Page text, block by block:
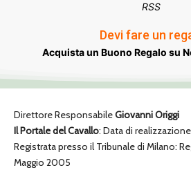
RSS
Devi fare un
Acquista un Buono Regalo su
Direttore ResponsabileGiovanni Origgi
Il Portale del Cavallo: Data di
Registrata presso il Tribunale di Milano:
Maggio 2005